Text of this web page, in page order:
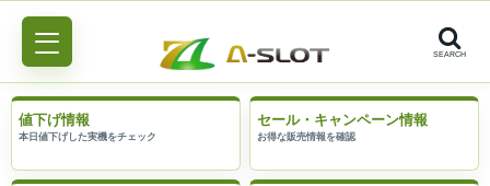
SEARCH
値下げ情報 セール・キャンペーン情報